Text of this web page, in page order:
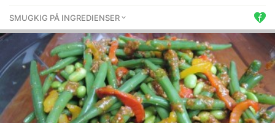
SMUGKIG PÅ INGREDIENSER